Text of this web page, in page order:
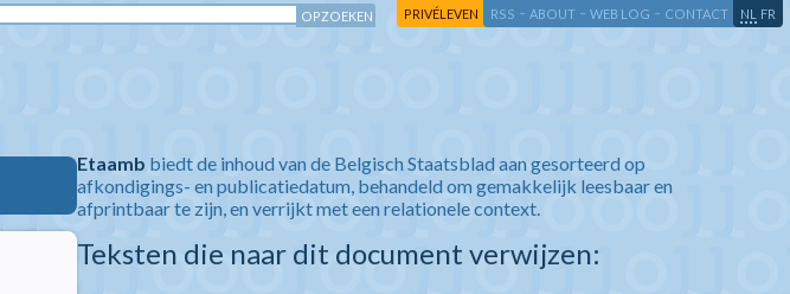
PRIVÉLEVEN RSS - ABOUT - WEB LOG - CONTACT NL FR
Etaamb biedt de inhoud van de Belgisch Staatsblad aan gesorteerd op
afkondigings- en publicatiedatum, behandeld om gemakkelijk leesbaar en
afprintbaar te zijn, en verrijkt met een relationele context.
Teksten die naar dit document verwijzen: